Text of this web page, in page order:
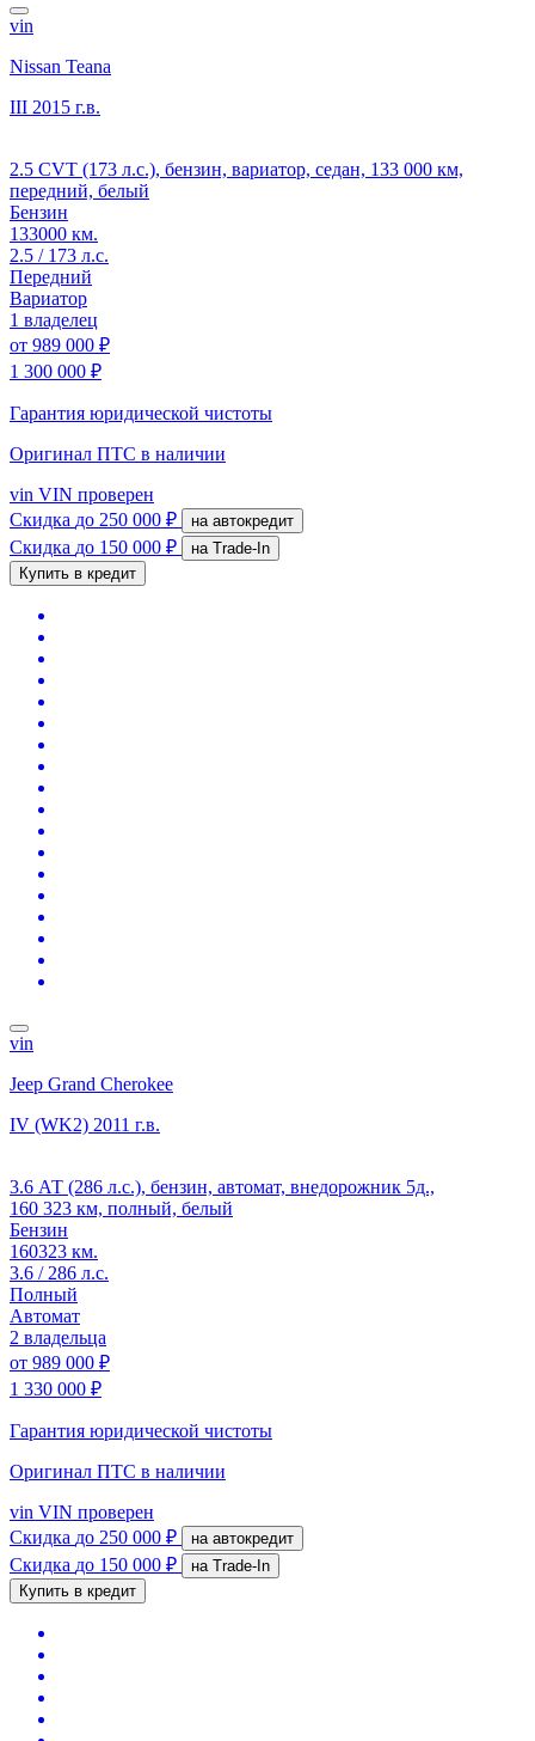
vin
Nissan Teana
III 2015 г.в.
2.5 CVT (173 л.с.), бензин, вариатор, седан, 133 000 км,
передний, белый
Бензин
133000 км.
2.5 / 173 л.с.
Передний
Вариатор
1 владелец
от 989 000 ₽
1 300 000 ₽
Гарантия юридической чистоты
Оригинал ПТС в наличии
vin VIN проверен
Скидка до 250 000 ₽ на автокредит
Скидка до 150 000 ₽
на Trade-In
Купить в кредит
vin
Jeep Grand Cherokee
IV (WK2) 2011 г.в.
3.6 АТ (286 л.с.), бензин, автомат, внедорожник 5д.,
160 323 км, полный, белый
Бензин
160323 км.
3.6 / 286 л.с.
Полный
Автомат
2 владельца
от 989 000 ₽
1 330 000 ₽
Гарантия юридической чистоты
Оригинал ПТС в наличии
vin VIN проверен
Скидка до 250 000 ₽ на автокредит
Скидка до 150 000 ₽
на Trade-In
Купить в кредит